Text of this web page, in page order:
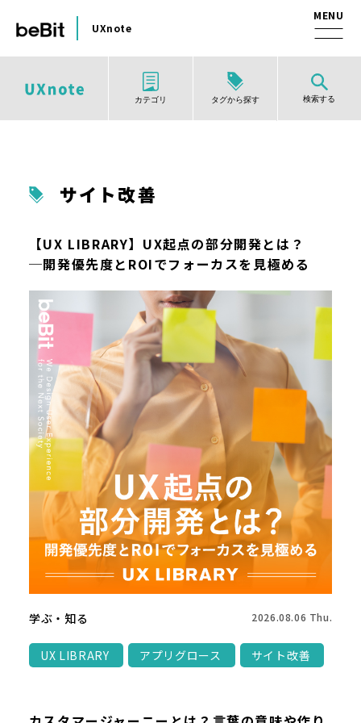
UXnote
カテゴリ タグから探す 検索する
サイト改善
【UX LIBRARY】UX起点の部分開発とは？
─開発優先度とROIでフォーカスを見極める
学ぶ・知る 2026.08.06 Thu.
UX LIBRARY アプリグロース サイト改善